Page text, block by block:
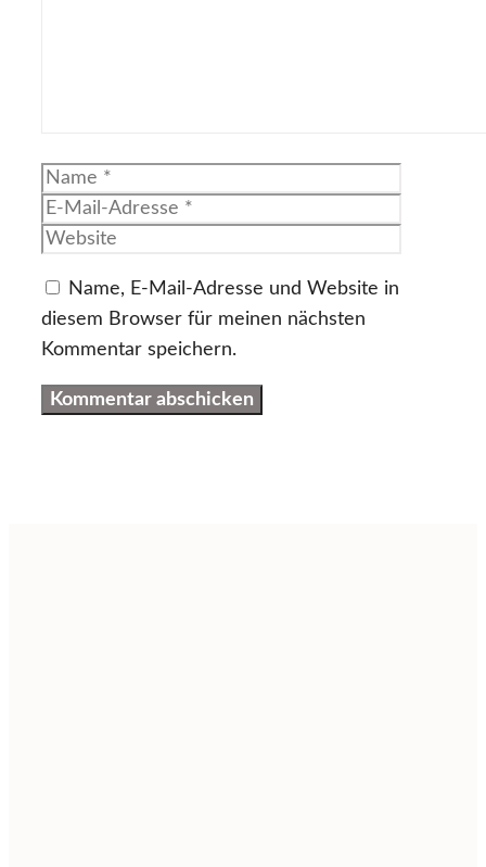
Name
Name, E-Mail-Adresse und Website in
diesem Browser für meinen nächsten
Kommentar speichern.